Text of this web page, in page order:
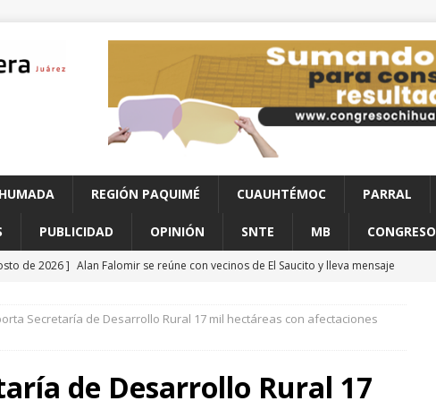
REGIÓN PAQUIMÉ CUAUHTÉMOC PARRAL
PUBLICIDAD OPINIÓN SNTE MB CONGRESO
de 2026 ] Alan Falomir se reúne con vecinos de El Saucito y lleva mensaje
de 2026 ] Choque en la avenida 20 de Noviembre deja dos lesionados
de 2026 ] Localizan sin vida a un joven en vivienda de la colonia Ponce
Secretaría de Desarrollo Rural 17 mil hectáreas con afectaciones
de Desarrollo Rural 17